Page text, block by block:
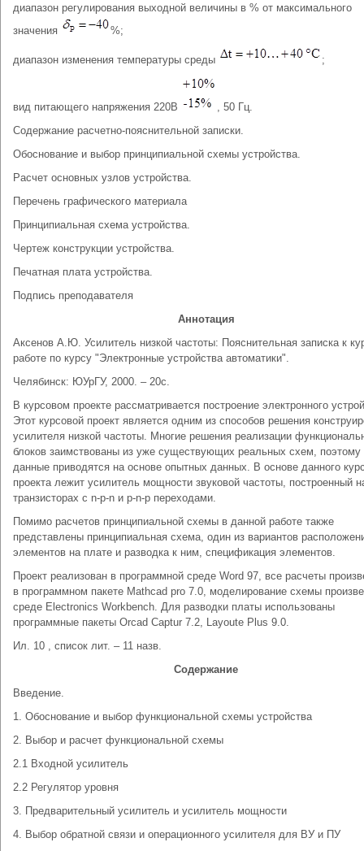
диапазон регулирования выходной величины в % от максимального
значения
%;
диапазон изменения температуры среды ;
вид питающего напряжения 220В
, 50 Гц.
Содержание расчетно-пояснительной записки.
Обоснование и выбор принципиальной схемы устройства.
Расчет основных узлов устройства.
Перечень графического материала
Принципиальная схема устройства.
Чертеж конструкции устройства.
Печатная плата устройства.
Подпись преподавателя
Аннотация
Аксенов А.Ю. Усилитель низкой частоты: Пояснительная записка к
работе по курсу "Электронные устройства автоматики".
Челябинск: ЮУрГУ, 2000. – 20с.
В курсовом проекте рассматривается построение электронного
Этот курсовой проект является одним из способов решения
усилителя низкой частоты. Многие решения реализации
блоков заимствованы из уже существующих реальных схем, поэтому
данные приводятся на основе опытных данных. В основе данного
проекта лежит усилитель мощности звуковой частоты, построенный
транзисторах с n-p-n и p-n-p переходами.
Помимо расчетов принципиальной схемы в данной работе также
представлены принципиальная схема, один из вариантов
элементов на плате и разводка к ним, спецификация элементов.
Проект реализован в программной среде Word 97, все расчеты
в программном пакете Mathcad pro 7.0, моделирование схемы
среде Electronics Workbench. Для разводки платы использованы
программные пакеты Orcad Captur 7.2, Layoute Plus 9.0.
Ил. 10 , список лит. – 11 назв.
Содержание
Введение.
1. Обоснование и выбор функциональной схемы устройства
2. Выбор и расчет функциональной схемы
2.1 Входной усилитель
2.2 Регулятор уровня
3. Предварительный усилитель и усилитель мощности
4. Выбор обратной связи и операционного усилителя для ВУ и ПУ